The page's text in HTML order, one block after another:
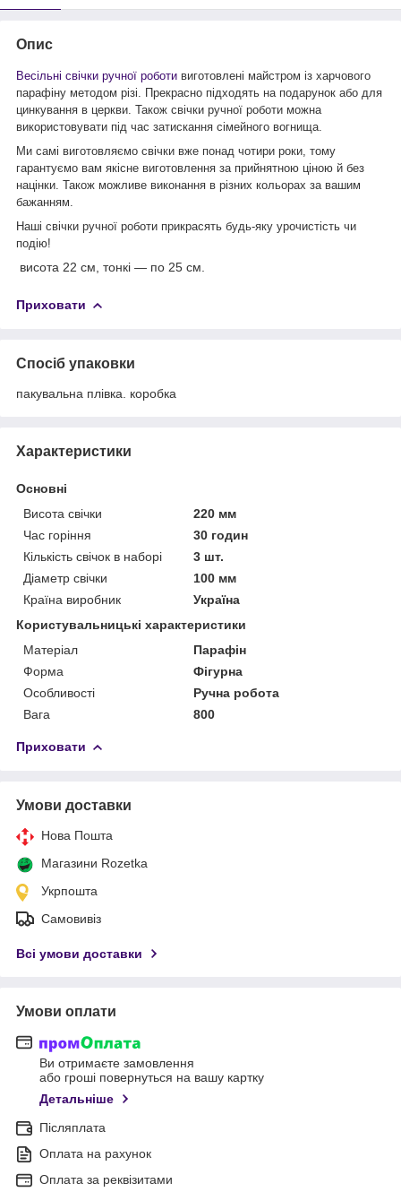
Опис
Весільні свічки ручної роботи виготовлені майстром із харчового
парафіну методом різі. Прекрасно підходять на подарунок або для
цинкування в церкви. Також свічки ручної роботи можна
використовувати під час затискання сімейного вогнища.
Ми самі виготовляємо свічки вже понад чотири роки, тому
гарантуємо вам якісне виготовлення за прийнятною ціною й без
націнки. Також можливе виконання в різних кольорах за вашим
бажанням.
Наші свічки ручної роботи прикрасять будь-яку урочистість чи
подію!
висота 22 см, тонкі — по 25 см.
Приховати
Спосіб упаковки
пакувальна плівка. коробка
Характеристики
Основні
Висота свічки
220 мм
Час горіння
30 годин
Кількість свічок в наборі
3 шт.
Діаметр свічки
100 мм
Країна виробник
Україна
Користувальницькі характеристики
Матеріал
Парафін
Форма
Фігурна
Особливості
Ручна робота
Вага
800
Приховати
Умови доставки
Нова Пошта
Магазини Rozetka
Укрпошта
Самовивіз
Всі умови доставки
Умови оплати
Ви отримаєте замовлення
або гроші повернуться на вашу картку
Детальніше
Післяплата
Оплата на рахунок
Оплата за реквізитами